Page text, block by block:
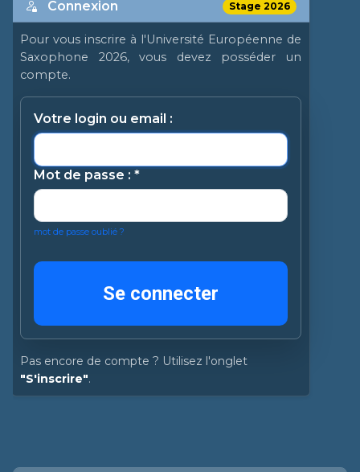
Connexion Stage 2026
Pour vous inscrire à l'Université Européenne de
Saxophone 2026, vous devez posséder un
compte.
Votre login ou email :
Mot de passe : *
mot de passe oublié ?
Pas encore de compte ? Utilisez l'onglet
"S'inscrire".